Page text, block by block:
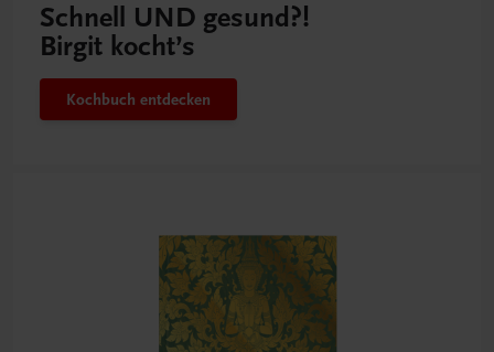
Schnell UND gesund?!
Birgit kocht’s
Kochbuch entdecken